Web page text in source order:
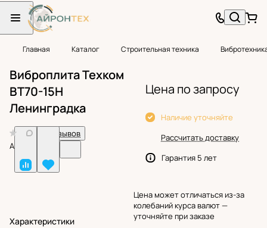
Главная Каталог Строительная техника
Виброплита Техком
ВТ70-15H
Ленинградка
Нет отзывов
Арт.
Характеристики
Цена по запросу
Наличие уточняйте
Рассчитать доставку
Гарантия 5 лет
Цена может отличаться из-за
колебаний курса валют —
уточняйте при заказе